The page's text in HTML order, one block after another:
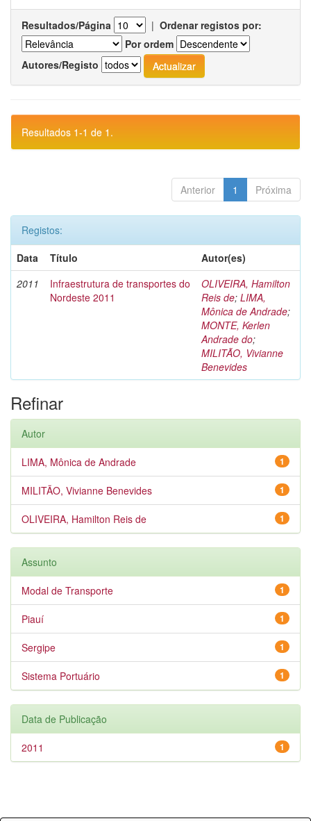
Resultados/Página | Ordenar registos por:
Por ordem
Autores/Registo
Resultados 1-1 de 1.
Anterior 1 Próxima
Registos:
Data
Título
Autor(es)
2011
Infraestrutura de transportes do
Nordeste 2011
OLIVEIRA, Hamilton
Reis de; LIMA,
Mônica de Andrade;
MONTE, Kerlen
Andrade do;
MILITÃO, Vivianne
Benevides
Refinar
Autor
1
LIMA, Mônica de Andrade
1
MILITÃO, Vivianne Benevides
1
OLIVEIRA, Hamilton Reis de
Assunto
1
Modal de Transporte
1
Piauí
1
Sergipe
1
Sistema Portuário
Data de Publicação
1
2011